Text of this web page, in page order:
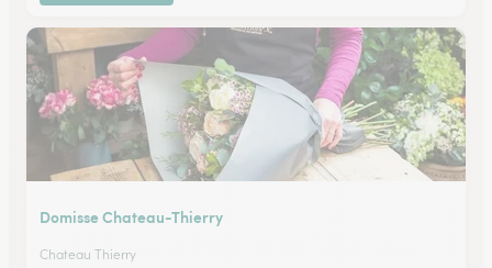
Domisse Chateau-Thierry
Chateau Thierry